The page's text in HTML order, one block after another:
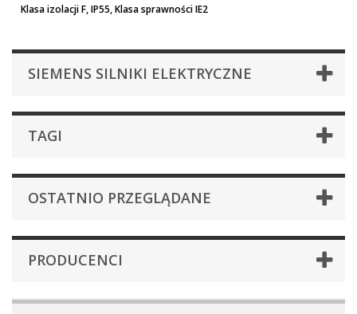
Klasa izolacji F, IP55, Klasa sprawności IE2
SIEMENS SILNIKI ELEKTRYCZNE
TAGI
OSTATNIO PRZEGLĄDANE
PRODUCENCI